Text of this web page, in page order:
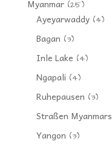
Myanmar(25)
Ayeyarwaddy(4)
Bagan (3)
Inle Lake (4)
Ngapali (4)
Ruhepausen (3)
Straßen Myanmars
Yangon (3)